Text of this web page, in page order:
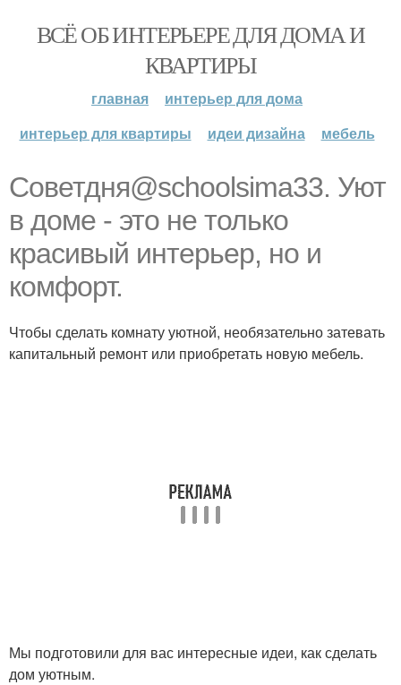
ВСЁ ОБ ИНТЕРЬЕРЕ ДЛЯ ДОМА И
КВАРТИРЫ
главная
интерьер для дома
интерьер для квартиры
идеи дизайна мебель
Советдня@schoolsima33. Уют
в доме - это не только
красивый интерьер, но и
комфорт.
Чтобы сделать комнату уютной, необязательно затевать
капитальный ремонт или приобретать новую мебель.
Мы подготовили для вас интересные идеи, как сделать
дом уютным.